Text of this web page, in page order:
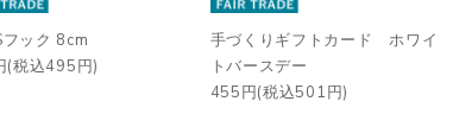
ック 8cm
(税込495円)
手づくりギフトカード ホワイ
トバースデー
455円(税込501円)